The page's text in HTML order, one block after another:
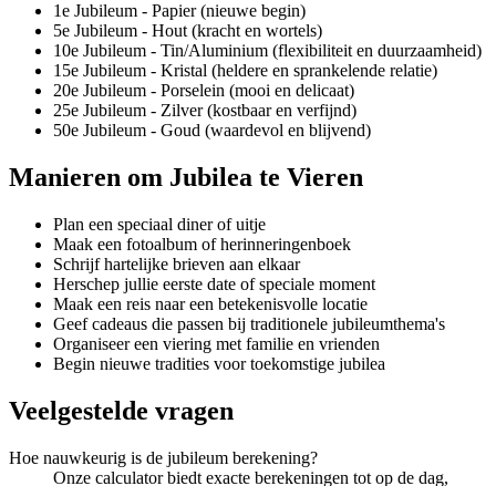
1e Jubileum - Papier (nieuwe begin)
5e Jubileum - Hout (kracht en wortels)
10e Jubileum - Tin/Aluminium (flexibiliteit en duurzaamheid)
15e Jubileum - Kristal (heldere en sprankelende relatie)
20e Jubileum - Porselein (mooi en delicaat)
25e Jubileum - Zilver (kostbaar en verfijnd)
50e Jubileum - Goud (waardevol en blijvend)
Manieren om Jubilea te Vieren
Plan een speciaal diner of uitje
Maak een fotoalbum of herinneringenboek
Schrijf hartelijke brieven aan elkaar
Herschep jullie eerste date of speciale moment
Maak een reis naar een betekenisvolle locatie
Geef cadeaus die passen bij traditionele jubileumthema's
Organiseer een viering met familie en vrienden
Begin nieuwe tradities voor toekomstige jubilea
Veelgestelde vragen
Hoe nauwkeurig is de jubileum berekening?
Onze calculator biedt exacte berekeningen tot op de dag,